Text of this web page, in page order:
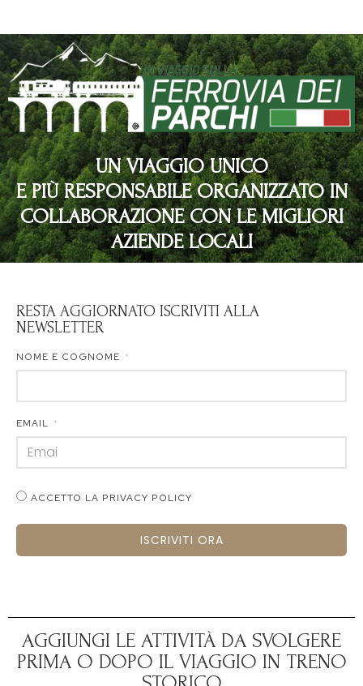
UN VIAGGIO UNICO
E PIÙ RESPONSABILE ORGANIZZATO IN
COLLABORAZIONE CON LE MIGLIORI
AZIENDE LOCALI
RESTA AGGIORNATO ISCRIVITI ALLA
NEWSLETTER
NOME E COGNOME
EMAIL
ACCETTO LA PRIVACY POLICY
ISCRIVITI ORA
AGGIUNGI LE ATTIVITÀ DA SVOLGERE
PRIMA O DOPO IL VIAGGIO IN TRENO